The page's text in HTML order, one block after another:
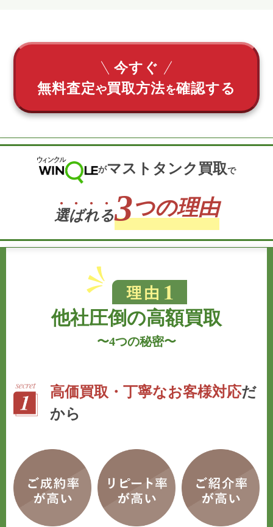
今すぐ
無料査定や買取方法を確認する
がマストタンク買取で
選ばれる3つの理由
他社圧倒の高額買取
〜4つの秘密〜
高価買取・丁寧なお客様対応だ
から